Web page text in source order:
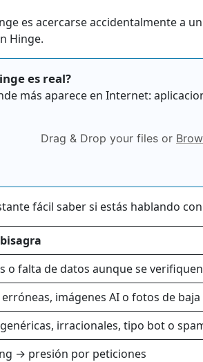
es acercarse accidentalmente a un
Hinge.
es real?
más aparece en Internet:
Drag & Drop your files or
fácil saber si estás hablando
o falta de datos aunque se verifiquen
imágenes AI o fotos de baja
irracionales, tipo bot o
→ presión por peticiones